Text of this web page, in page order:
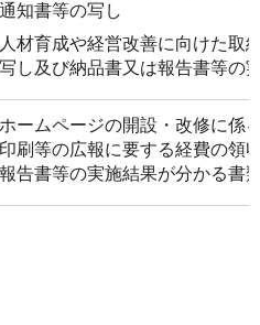
通知書等の写し
⼈材育成や経営改善に向けた取
写し及び納品書⼜は報告書等の
ホームページの開設・改修に係
印刷等の広報に要する経費の領
報告書等の実施結果が分かる書